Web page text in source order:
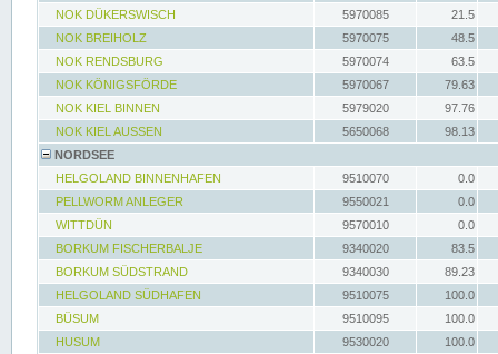
NOK DÜKERSWISCH
5970085
21.5
NOK BREIHOLZ
5970075
48.5
NOK RENDSBURG
5970074
63.5
NOK KÖNIGSFÖRDE
5970067
79.63
NOK KIEL BINNEN
5979020
97.76
NOK KIEL AUSSEN
5650068
98.13
NORDSEE
HELGOLAND BINNENHAFEN
9510070
0.0
PELLWORM ANLEGER
9550021
0.0
WITTDÜN
9570010
0.0
BORKUM FISCHERBALJE
9340020
83.5
BORKUM SÜDSTRAND
9340030
89.23
HELGOLAND SÜDHAFEN
9510075
100.0
BÜSUM
9510095
100.0
HUSUM
9530020 100.0